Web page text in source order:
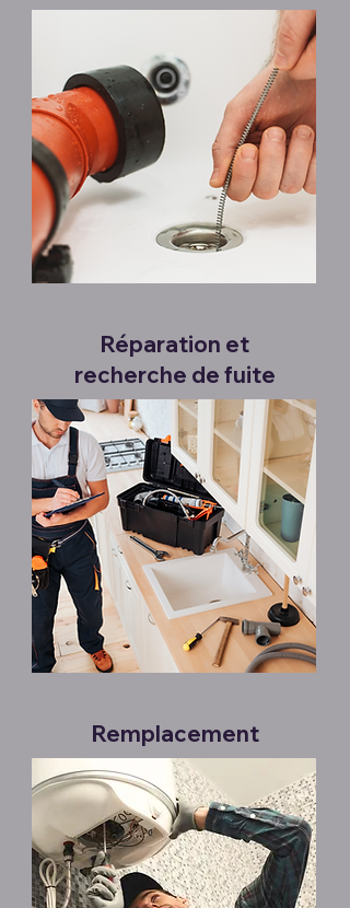
Réparation et
recherche de fuite
Remplacement